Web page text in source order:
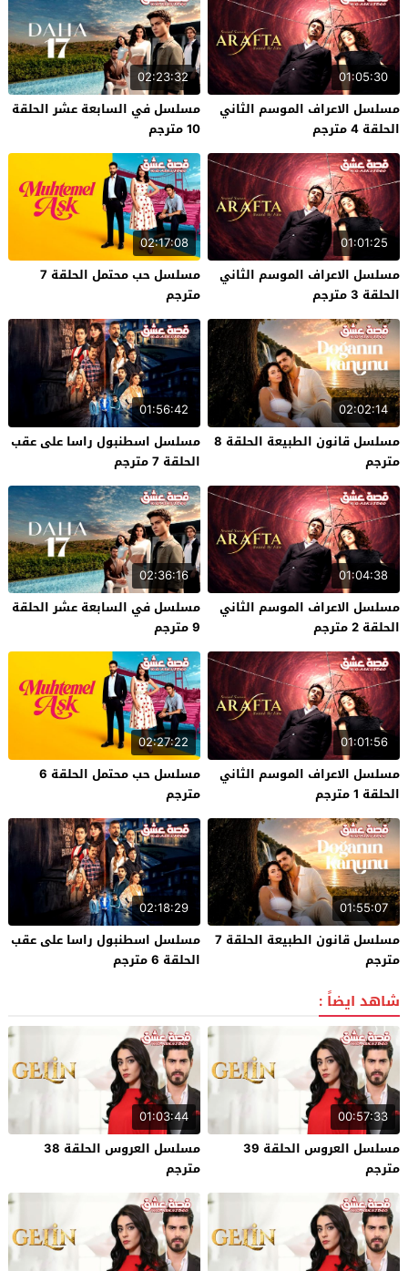
01:05:30
مسلسل الاعراف الموسم الثاني
الحلقة 4 مترجم
02:23:32
مسلسل في السابعة عشر الحلقة
10 مترجم
01:01:25
مسلسل الاعراف الموسم الثاني
الحلقة 3 مترجم
02:17:08
مسلسل حب محتمل الحلقة 7
مترجم
02:02:14
مسلسل قانون الطبيعة الحلقة 8
مترجم
01:56:42
مسلسل اسطنبول راسا على عقب
الحلقة 7 مترجم
01:04:38
مسلسل الاعراف الموسم الثاني
الحلقة 2 مترجم
02:36:16
مسلسل في السابعة عشر الحلقة
9 مترجم
01:01:56
مسلسل الاعراف الموسم الثاني
الحلقة 1 مترجم
02:27:22
مسلسل حب محتمل الحلقة 6
مترجم
01:55:07
مسلسل قانون الطبيعة الحلقة 7
مترجم
02:18:29
مسلسل اسطنبول راسا على عقب
الحلقة 6 مترجم
شاهد ايضاً :
00:57:33
مسلسل العروس الحلقة 39
مترجم
01:03:44
مسلسل العروس الحلقة 38
مترجم